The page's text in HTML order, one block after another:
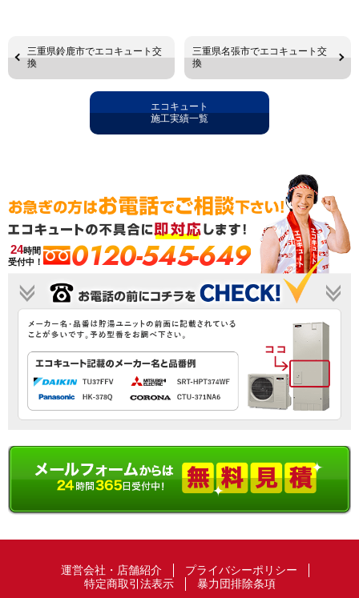
三重県鈴鹿市でエコキュート交
換
三重県名張市でエコキュート交
換
エコキュート
施工実績一覧
24時間
受付中！
0120-545-649
運営会社・店舗紹介
プライバシーポリシー
特定商取引法表示
暴力団排除条項